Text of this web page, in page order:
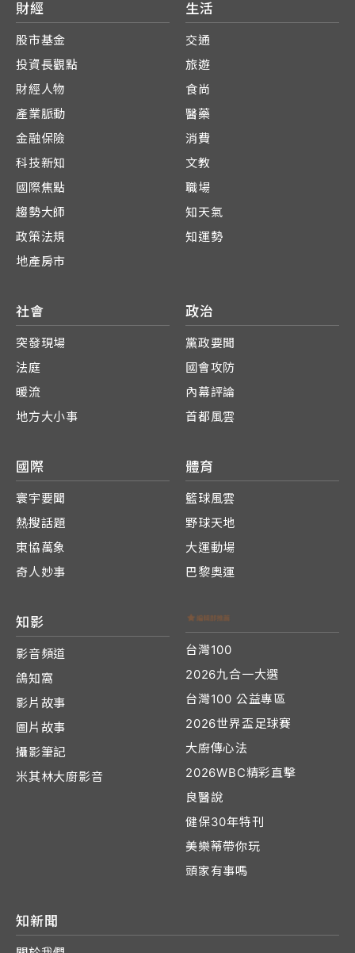
財經
股市基金
投資長觀點
財經人物
產業脈動
金融保險
科技新知
國際焦點
趨勢大師
政策法規
地產房市
生活
交通
旅遊
食尚
醫藥
消費
文教
職場
知天氣
知運勢
社會
突發現場
法庭
暖流
地方大小事
政治
黨政要聞
國會攻防
內幕評論
首都風雲
國際
寰宇要聞
熱搜話題
東協萬象
奇人妙事
體育
籃球風雲
野球天地
大運動場
巴黎奧運
知影
影音頻道
鴿知窩
影片故事
圖片故事
攝影筆記
米其林大廚影音
台灣100
2026九合一大選
台灣100 公益專區
2026世界盃足球賽
大廚傳心法
2026WBC精彩直擊
良醫說
健保30年特刊
美樂蒂帶你玩
頭家有事嗎
知新聞